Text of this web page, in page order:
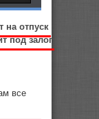
на отпуск
под залог
все